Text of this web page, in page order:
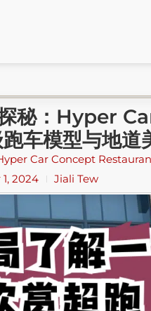
秘：Hyper
车模型与地道
Car Concept
2024 Jiali Tew